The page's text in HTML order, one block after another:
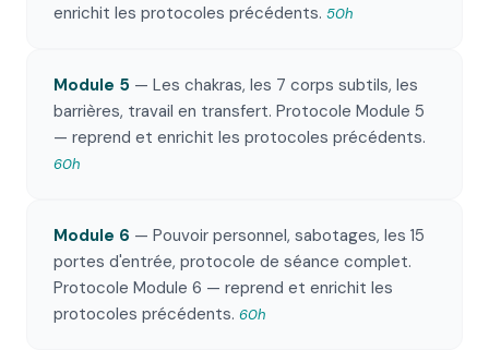
enrichit les protocoles précédents. 50h
Module 5 — Les chakras, les 7 corps subtils, les
barrières, travail en transfert. Protocole Module 5
— reprend et enrichit les protocoles précédents.
60h
Module 6 — Pouvoir personnel, sabotages, les 15
portes d'entrée, protocole de séance complet.
Protocole Module 6 — reprend et enrichit les
protocoles précédents. 60h